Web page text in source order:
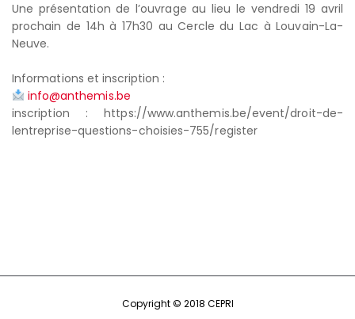
Une présentation de l’ouvrage au lieu le vendredi 19 avril
prochain de 14h à 17h30 au Cercle du Lac à Louvain-La-
Neuve.
Informations et inscription :
info@anthemis.be
inscription : https://www.anthemis.be/event/droit-de-
lentreprise-questions-choisies-755/register
Copyright © 2018 CEPRI